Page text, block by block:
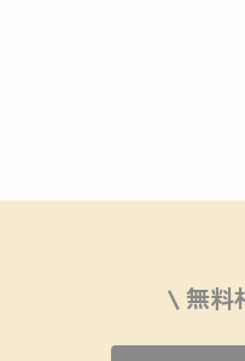
\ 無料